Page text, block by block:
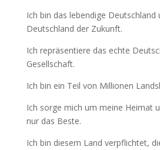
Ich bin das lebendige Deutschland
Deutschland der Zukunft.
Ich repräsentiere das echte
Gesellschaft.
Ich bin ein Teil von Millionen
Ich sorge mich um meine Heimat
nur das Beste.
Ich bin diesem Land verpflichtet,